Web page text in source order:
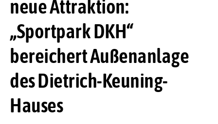
neue Attraktion:
„Sportpark DKH“
bereichert Außenanlage
des Dietrich-Keuning-
Hauses